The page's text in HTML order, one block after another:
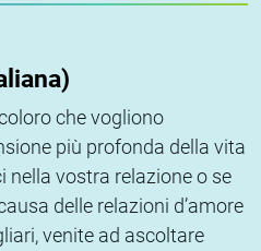
che vogliono
più profonda della vita
nella vostra relazione o se
delle relazioni d’amore
venite ad ascoltare